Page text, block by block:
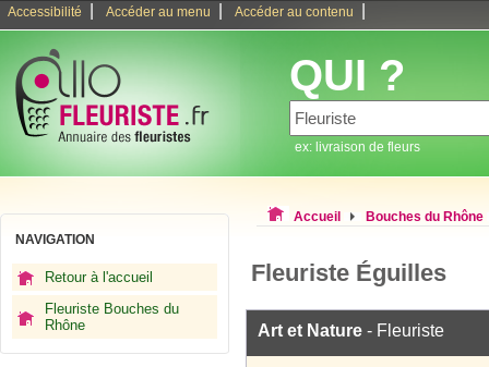
Accessibilité Accéder au menu Accéder au contenu
QUI ?
ex: livraison de fleurs
NAVIGATION
Retour à l'accueil
Fleuriste Bouches du
Rhône
Accueil Bouches du Rhône
Fleuriste Éguilles
Art et Nature - Fleuriste